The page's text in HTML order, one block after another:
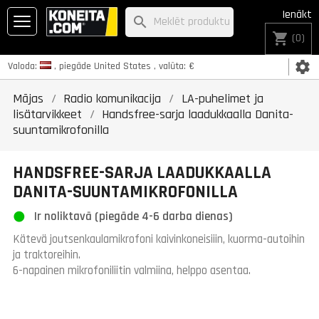
Valoda: , piegāde United States , valūta: € settings
Ienākt
shopping_cart (0)
search
Mājas Radio komunikacija
LA-puhelimet ja
lisätarvikkeet
Handsfree-sarja laadukkaalla Danita-
suuntamikrofonilla
HANDSFREE-SARJA LAADUKKAALLA
DANITA-SUUNTAMIKROFONILLA
Ir noliktavā (piegāde 4-6 darba dienas)
Kätevä joutsenkaulamikrofoni kaivinkoneisiiin, kuorma-autoihin
ja traktoreihin.
6-napainen mikrofoniliitin valmiina, helppo asentaa.